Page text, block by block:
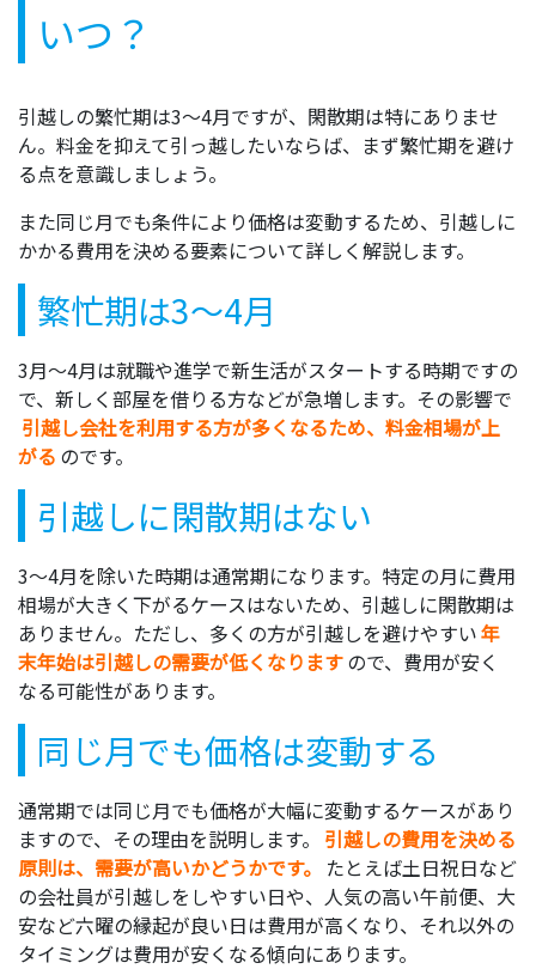
いつ？
引越しの繁忙期は3～4月ですが、閑散期は特にありませ
ん。料金を抑えて引っ越したいならば、まず繁忙期を避け
る点を意識しましょう。
また同じ月でも条件により価格は変動するため、引越しに
かかる費用を決める要素について詳しく解説します。
繁忙期は3～4月
3月～4月は就職や進学で新生活がスタートする時期ですの
で、新しく部屋を借りる方などが急増します。その影響で
引越し会社を利用する方が多くなるため、料金相場が上
がる のです。
引越しに閑散期はない
3～4月を除いた時期は通常期になります。特定の月に費用
相場が大きく下がるケースはないため、引越しに閑散期は
ありません。ただし、多くの方が引越しを避けやすい年
末年始は引越しの需要が低くなりますので、費用が安く
なる可能性があります。
同じ月でも価格は変動する
通常期では同じ月でも価格が大幅に変動するケースがあり
ますので、その理由を説明します。 引越しの費用を決める
原則は、需要が高いかどうかです。 たとえば土日祝日など
の会社員が引越しをしやすい日や、人気の高い午前便、大
安など六曜の縁起が良い日は費用が高くなり、それ以外の
タイミングは費用が安くなる傾向にあります。